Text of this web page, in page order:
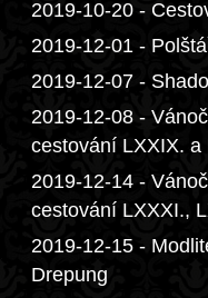
2019-10-20 -
2019-12-01 -
2019-12-07 -
2019-12-08 -
cestování LXXIX. a
2019-12-14 -
cestování LXXXI.,
2019-12-15 -
Drepung